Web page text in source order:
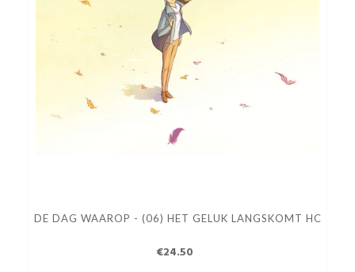
DE DAG WAAROP - (06) HET GELUK LANGSKOMT HC
€24.50